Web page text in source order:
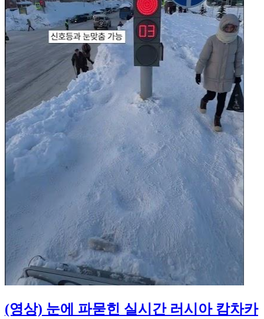
(영상) 눈에 파묻힌 실시간 러시아 캄차카